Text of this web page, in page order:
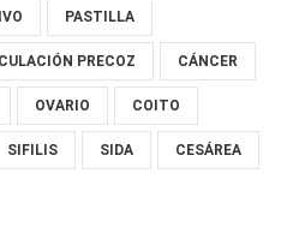
PASTILLA
PRECOZ CÁNCER
OVARIO COITO
SIFILIS SIDA CESÁREA